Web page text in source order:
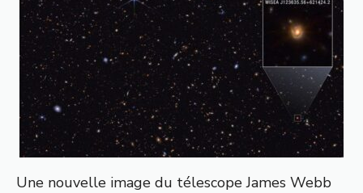
Une nouvelle image du télescope James Webb